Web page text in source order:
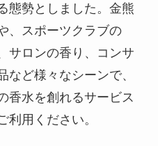
態勢としました。金熊
、スポーツクラブの
サロンの香り、コンサ
など様々なシーンで、
香水を創れるサービス
利用ください。